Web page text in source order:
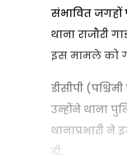
संभावित जगहों
थाना राजौरी
इस मामले को
डीसीपी
उन्होंने थाना
थानाप्रभारी
दी.